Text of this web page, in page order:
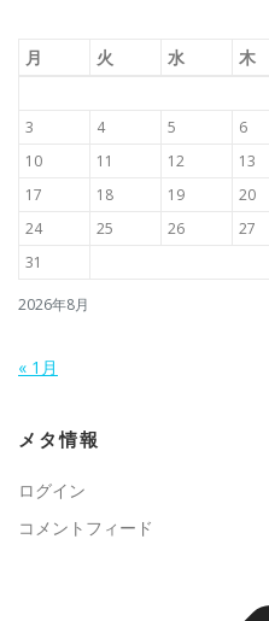
2026年8月
月 火 水 木
3
4 5 6
10
11 12 13
17
18 19 20
24
25 26 27
31
« 1月
メタ情報
ログイン
コメントフィード